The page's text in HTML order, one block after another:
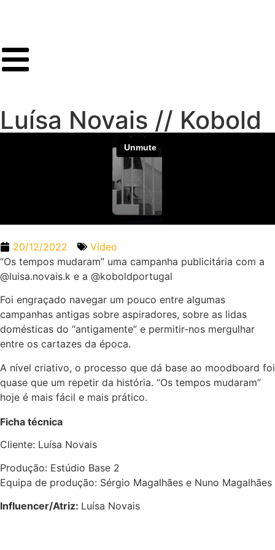
Luísa Novais // Kobold
20/12/2022
Vídeo
“Os tempos mudaram” uma campanha publicitária com a
@luisa.novais.k e a @koboldportugal
Foi engraçado navegar um pouco entre algumas
campanhas antigas sobre aspiradores, sobre as lidas
domésticas do “antigamente” e permitir-nos mergulhar
entre os cartazes da época.
A nível criativo, o processo que dá base ao moodboard foi
quase que um repetir da história. “Os tempos mudaram”
hoje é mais fácil e mais prático.
Ficha técnica
Cliente: Luísa Novais
Produção: Estúdio Base 2
Equipa de produção: Sérgio Magalhães e Nuno Magalhães
Influencer/Atriz: Luísa Novais